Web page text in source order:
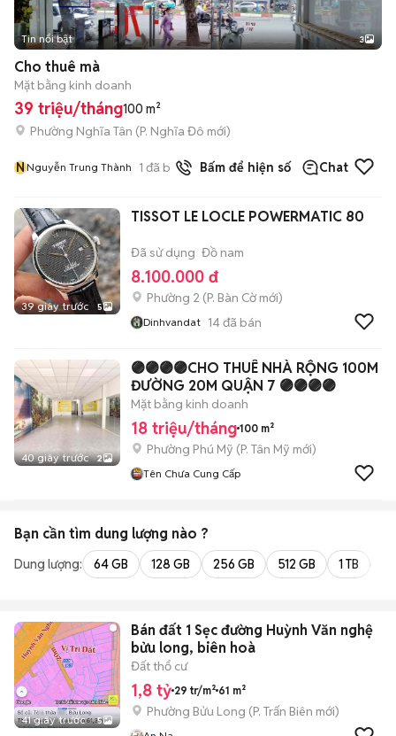
Tin nổi bật 3
Cho thuê mà
Mặt bằng kinh doanh
39 triệu/tháng100 m²
Phường Nghĩa Tân (P. Nghĩa Đô mới)
NNguyễn Trung Thành 1 đã bán Bấm để hiện số Chat
39 giây trước 5
TISSOT LE LOCLE POWERMATIC 80
Đã sử dụng Đồ nam
8.100.000 đ
Phường 2 (P. Bàn Cờmới)
Dinhvandat 14đã bán
40 giây trước 2
🟣🟣🟣🟣CHO THUÊ NHÀ RỘNG 100M
ĐƯỜNG 20M QUẬN 7 🟣🟣🟣🟣
Mặt bằng kinh doanh
18 triệu/tháng 100 m²
Phường Phú Mỹ (P. Tân Mỹ mới)
Tên Chưa Cung Cấp
Bạn cần tìm dung lượng nào ?
Dung lượng: 64 GB 128 GB 256 GB 512 GB 1 TB
41 giây trước 5
Bán đất 1 Sẹc đường Huỳnh Văn nghệ
bửu long, biên hoà
Đất thổ cư
1,8 tỷ 29 tr/m² 61 m²
Phường Bửu Long (P. Trấn Biên mới)